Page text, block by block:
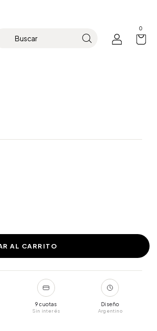
0
Contacto
9 cuotas
Sin interés
Diseño
Argentino